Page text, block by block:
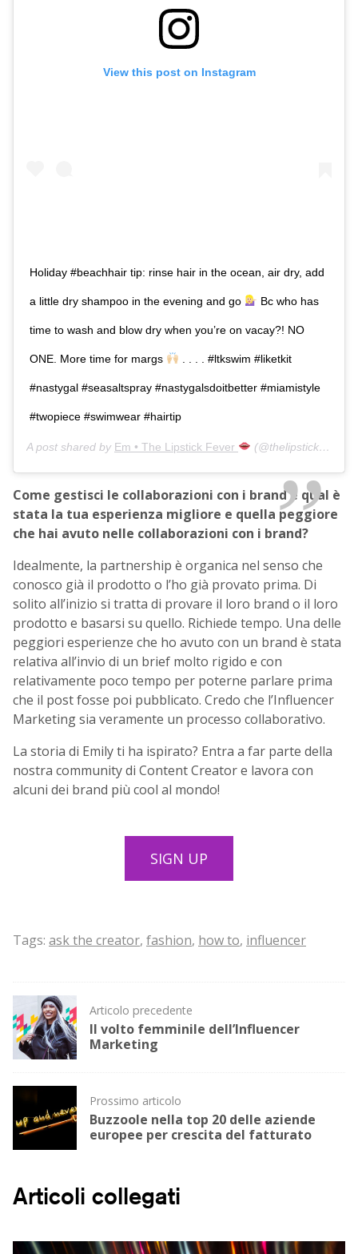
View this post on Instagram
Holiday #beachhair tip: rinse hair in the ocean, air dry, add
a little dry shampoo in the evening and go Bc who has
time to wash and blow dry when you’re on vacay?! NO
ONE. More time for margs . . . . #ltkswim #liketkit
#nastygal #seasaltspray #nastygalsdoitbetter #miamistyle
#twopiece #swimwear #hairtip
A post shared by Em • The Lipstick Fever (@thelipstickfever) on
Come gestisci le collaborazioni con i brand e qual è
stata la tua esperienza migliore e quella peggiore
che hai avuto nelle collaborazioni con i brand?
Idealmente, la partnership è organica nel senso che
conosco già il prodotto o l’ho già provato prima. Di
solito all’inizio si tratta di provare il loro brand o il loro
prodotto e basarsi su quello. Richiede tempo. Una delle
peggiori esperienze che ho avuto con un brand è stata
relativa all’invio di un brief molto rigido e con
relativamente poco tempo per poterne parlare prima
che il post fosse poi pubblicato. Credo che l’Influencer
Marketing sia veramente un processo collaborativo.
La storia di Emily ti ha ispirato? Entra a far parte della
nostra community di Content Creator e lavora con
alcuni dei brand più cool al mondo!
SIGN UP
Tags: ask the creator, fashion, how to, influencer
Post
navigation
Articolo precedente
Il volto femminile dell’Influencer
Marketing
Prossimo articolo
Buzzoole nella top 20 delle aziende
europee per crescita del fatturato
Articoli collegati